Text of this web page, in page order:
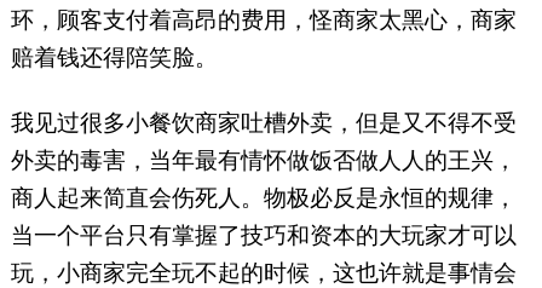
环，顾客支付着高昂的费用，怪商家太黑心，商家
赔着钱还得陪笑脸。
我见过很多小餐饮商家吐槽外卖，但是又不得不受
外卖的毒害，当年最有情怀做饭否做人人的王兴，
商人起来简直会伤死人。物极必反是永恒的规律，
当一个平台只有掌握了技巧和资本的大玩家才可以
玩，小商家完全玩不起的时候，这也许就是事情会